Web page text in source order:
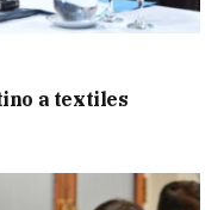
a textiles